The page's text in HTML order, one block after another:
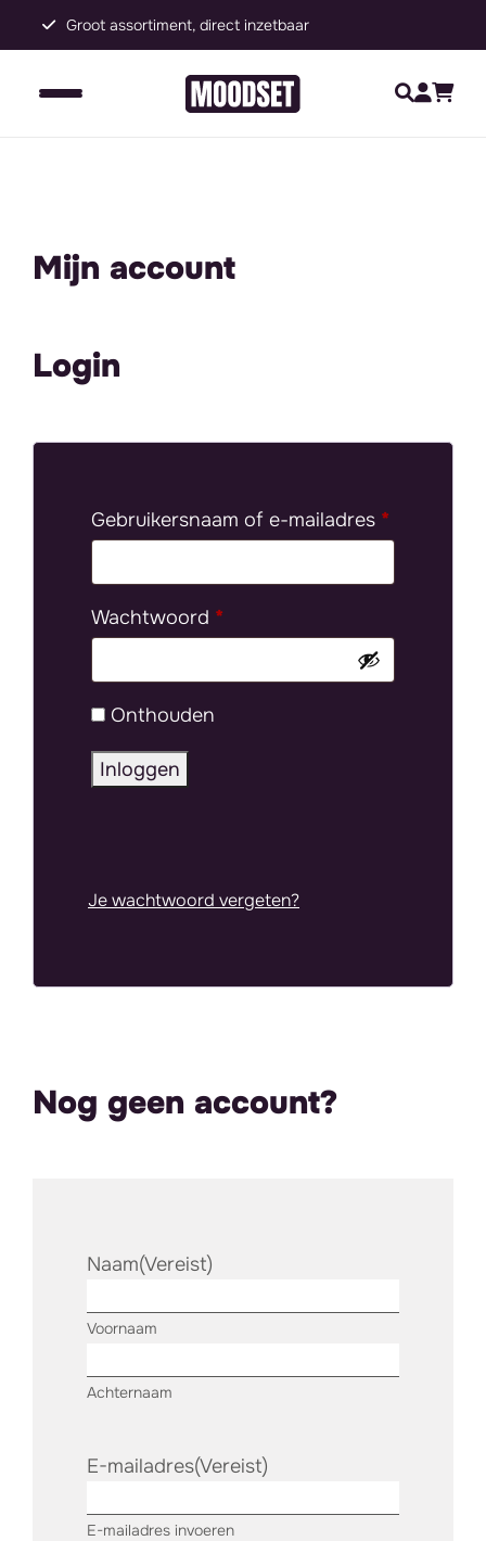
Groot assortiment, direct inzetbaar
Mijn account
Login
Gebruikersnaam of e-mailadres *
Wachtwoord *
Onthouden
Inloggen
Je wachtwoord vergeten?
Nog geen account?
Naam(Vereist)
Voornaam
Achternaam
E-mailadres(Vereist)
E-mailadres invoeren